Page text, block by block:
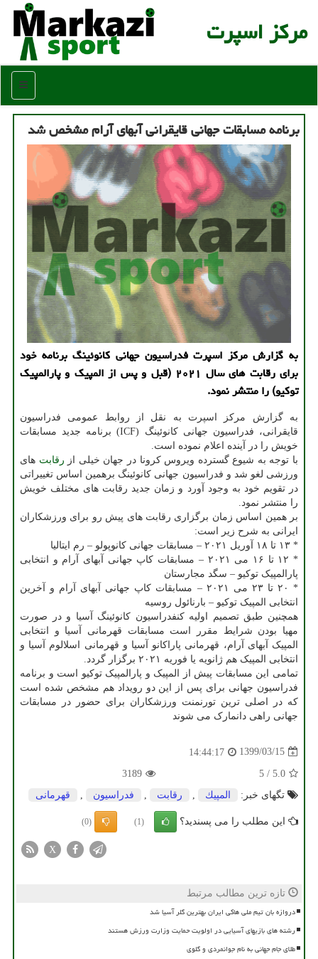
مركز اسپرت
منو
برنامه مسابقات جهانی قایقرانی آبهای آرام مشخص شد
به گزارش مركز اسپرت فدراسیون جهانی كانوئینگ برنامه خود
برای رقابت های سال ۲۰۲۱ (قبل و پس از المپیك و پارالمپیك
توكیو) را منتشر نمود.
به گزارش مرکز اسپرت به نقل از روابط عمومی فدراسیون
قایقرانی، فدراسیون جهانی کانوئینگ (ICF) برنامه جدید مسابقات
خویش را در آینده اعلام نموده است.
با توجه به شیوع گسترده ویروس کرونا در جهان خیلی از رقابت های
ورزشی لغو شد و فدراسیون جهانی کانوئینگ برهمین اساس تغییراتی
در تقویم خود به وجود آورد و زمان جدید رقابت های مختلف خویش
را منتشر نمود.
بر همین اساس زمان برگزاری رقابت های پیش رو برای ورزشکاران
ایرانی به شرح زیر است:
* ۱۳ تا ۱۸ آوریل ۲۰۲۱ – مسابقات جهانی کانوپولو – رم ایتالیا
* ۱۲ تا ۱۶ می ۲۰۲۱ – مسابقات کاپ جهانی آبهای آرام و انتخابی
پارالمپیک توکیو – سگد مجارستان
* ۲۰ تا ۲۳ می ۲۰۲۱ – مسابقات کاپ جهانی آبهای آرام و آخرین
انتخابی المپیک توکیو – بارنائول روسیه
همچنین طبق تصمیم اولیه کنفدراسیون کانوئینگ آسیا و در صورت
مهیا بودن شرایط مقرر است مسابقات قهرمانی آسیا و انتخابی
المپیک آبهای آرام، قهرمانی پاراکانو آسیا و قهرمانی اسلالوم آسیا و
انتخابی المپیک هم ژانویه یا فوریه ۲۰۲۱ برگزار گردد.
تمامی این مسابقات پیش از المپیک و پارالمپیک توکیو است و برنامه
فدراسیون جهانی برای پس از این دو رویداد هم مشخص شده است
که در اصلی ترین تورنمنت ورزشکاران برای حضور در مسابقات
جهانی راهی دانمارک می شوند
1399/03/15
14:44:17
5.0
/
5
3189
تگهای خبر:
المپیك رقابت فدراسیون قهرمانی
این مطلب را می پسندید؟ (1)
(0)
X
تازه ترین مطالب مرتبط
دروازه بان تیم ملی هاکی ایران بهترین گلر آسیا شد
رشته های بازیهای آسیایی در اولویت حمایت وزارت ورزش هستند
طلای جام جهانی به نام جوانمردی و گلوی